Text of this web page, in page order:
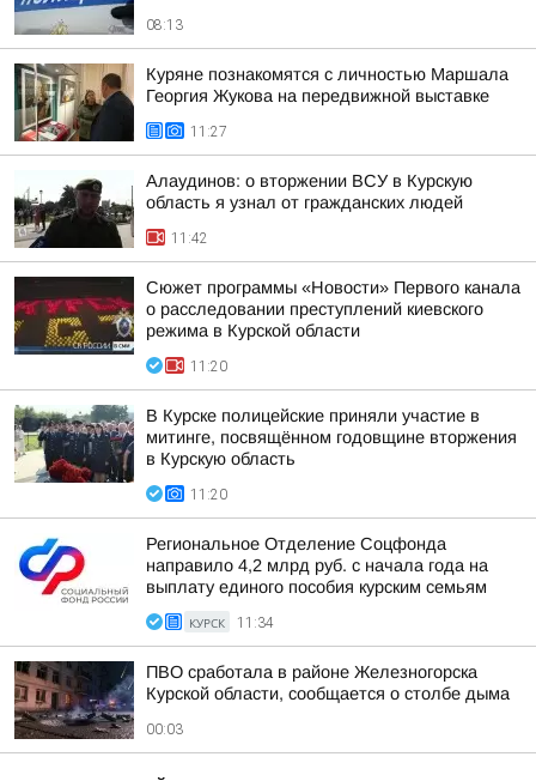
08:13
Куряне познакомятся с личностью Маршала
Георгия Жукова на передвижной выставке
11:27
Алаудинов: о вторжении ВСУ в Курскую
область я узнал от гражданских людей
11:42
Сюжет программы «Новости» Первого канала
о расследовании преступлений киевского
режима в Курской области
11:20
В Курске полицейские приняли участие в
митинге, посвящённом годовщине вторжения
в Курскую область
11:20
Региональное Отделение Соцфонда
направило 4,2 млрд руб. с начала года на
выплату единого пособия курским семьям
КУРСК 11:34
ПВО сработала в районе Железногорска
Курской области, сообщается о столбе дыма
00:03